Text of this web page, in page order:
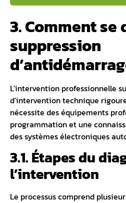
3. Comment se
suppression
L’intervention professionnelle
d’intervention technique
nécessite des équipements
programmation et une
dessystèmes électroniques
3.1. Étapes du
l’intervention
Le processus comprend